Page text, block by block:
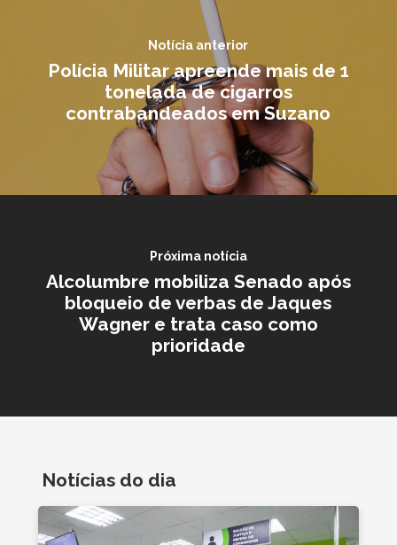
Notícia anterior
Polícia Militar apreende mais de 1
tonelada de cigarros
contrabandeados em Suzano
Próxima notícia
Alcolumbre mobiliza Senado após
bloqueio de verbas de Jaques
Wagner e trata caso como
prioridade
Notícias do dia